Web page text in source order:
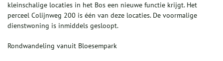
kleinschalige locaties in het Bos een nieuwe functie krijgt. Het
perceel Colijnweg 200 is één van deze locaties. De voormalige
dienstwoning is inmiddels gesloopt.
Rondwandeling vanuit Bloesempark